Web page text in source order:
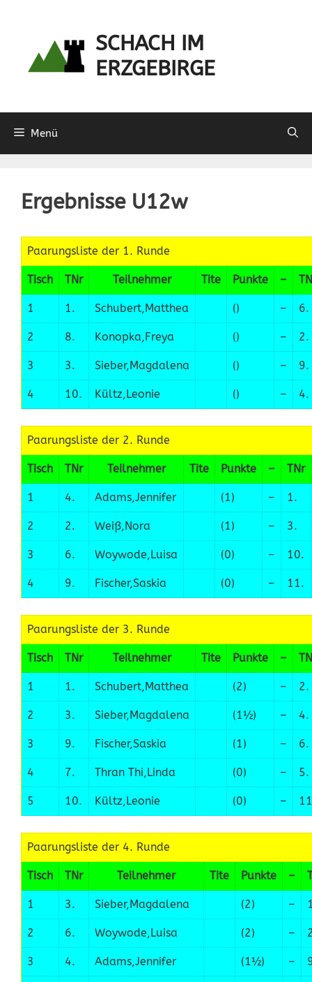
SCHACH IM
ERZGEBIRGE
Menü
Ergebnisse U12w
Paarungsliste der 1. Runde
Tisch TNr Teilnehmer Tite Punkte –
1 1. Schubert,Matthea () – 6.
2 8. Konopka,Freya () – 2.
3 3. Sieber,Magdalena () – 9.
4 10. Kültz,Leonie () – 4.
Paarungsliste der 2. Runde
Tisch TNr Teilnehmer Tite Punkte – TNr
1 4. Adams,Jennifer (1) – 1.
2 2. Weiß,Nora (1) – 3.
3 6. Woywode,Luisa (0) – 10.
4 9. Fischer,Saskia (0) – 11.
Paarungsliste der 3. Runde
Tisch TNr Teilnehmer Tite Punkte –
1 1. Schubert,Matthea (2) – 2.
2 3. Sieber,Magdalena (1½) – 4.
3 9. Fischer,Saskia (1) – 6.
4 7. Thran Thi,Linda (0) – 5.
5 10. Kültz,Leonie (0) –
Paarungsliste der 4. Runde
Tisch TNr Teilnehmer Tite Punkte –
1 3. Sieber,Magdalena (2) –
2 6. Woywode,Luisa (2) –
3 4. Adams,Jennifer (1½) –